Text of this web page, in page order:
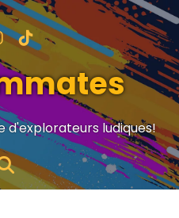
d'explorateurs ludiques!